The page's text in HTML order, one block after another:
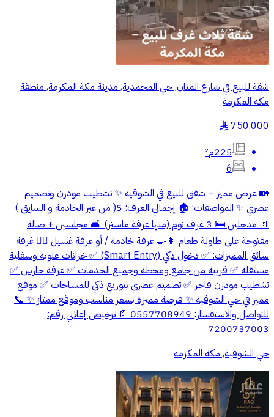
شقة للبيع في شارع المتان, حي المحمدية, مدينة مكة المكرمة, منطقة
مكة المكرمة
750,000
§
225م²
6
🏡 عرض مميز – شقق للبيع في الشوقية ✨ تشطيب مودرن وتصميم
عصري ✨ المواصفات: 🏠 إجمالي الغرف: 5( من غير الخادمة و السايق )
🚪 مدخلين 🛏️ 3 غرف نوم (منها غرفة ماستر) 🛋️ مجلسين + صالة
مفتوحة على طاولة طعام 👩‍🍳 غرفة خادمة / أو غرفة غسيل 👮‍♂️ غرفة
سائق المميزات: ✅ دخول ذكي (Smart Entry) ✅ خزانات علوية وسفلية
مستقلة ✅ قريبة من جامع ومحطة وجميع الخدمات ✅ غرفة حارس ✅
تشطيب مودرن فاخر ✅ تصميم عصري بتوزيع ذكي للمساحات ✅ موقع
مميز في حي الشوقية ✨ فرصة مميزة بسعر مناسب وموقع ممتاز ✨ 📞
للتواصل والاستفسار: 0557708949 📄 ترخيص إعلاني رقم:
7200737003
حي الشوقية, مكة المكرمة